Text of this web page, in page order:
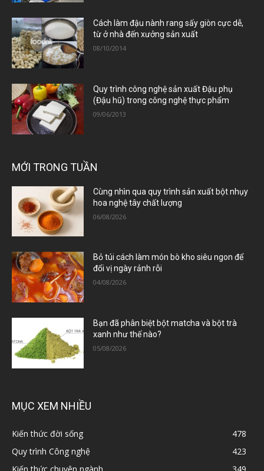
Cách làm đậu nành rang sấy giòn cực dễ,
từ ở nhà đến xưởng sản xuất
08/10/2014
Quy trình công nghệ sản xuất Đậu phụ
(Đậu hũ) trong công nghệ thực phẩm
09/06/2013
MỚI TRONG TUẦN
Cùng nhìn qua quy trình sản xuất bột nhụy
hoa nghệ tây chất lượng
06/08/2026
Bỏ túi cách làm món bò kho siêu ngon để
đổi vị ngày rảnh rỗi
04/08/2026
Bạn đã phân biệt bột matcha và bột trà
xanh như thế nào?
05/08/2026
MỤC XEM NHIỀU
Kiến thức đời sống
478
Quy trình Công nghệ
423
Kiến thức chuyên ngành
349